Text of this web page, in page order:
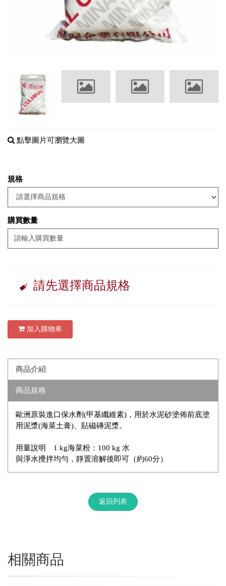
點擊圖片可瀏覽大圖
規格
購買數量
請先選擇商品規格
加入購物車
商品介紹
商品規格
歐洲原裝進口保水劑(甲基纖維素)，用於水泥砂塗佈前底塗
用泥漿(海菜土膏)、貼磁磚泥漿。
用量說明 1 kg海菜粉：100 kg 水
與淨水攪拌均勻，靜置溶解後即可（約60分）
返回列表
相關商品